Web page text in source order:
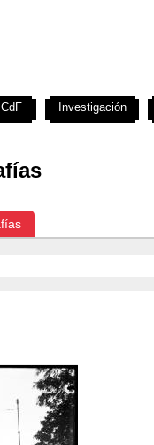
Investigación